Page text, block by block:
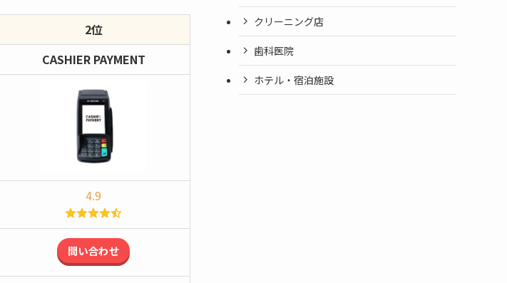
2位
CASHIER PAYMENT
4.9
問い合わせ
クリーニング店
歯科医院
ホテル・宿泊施設